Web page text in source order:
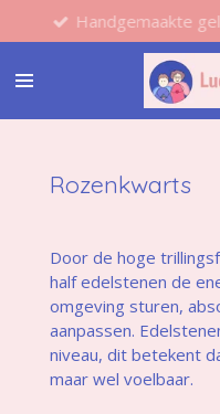
direct
naar
hoofdinhoud
Handgemaakte
Rozenkwarts
Door de hoge
half edelstenen de
omgeving sturen,
aanpassen.
niveau, dit betekent
maar wel voelbaar.